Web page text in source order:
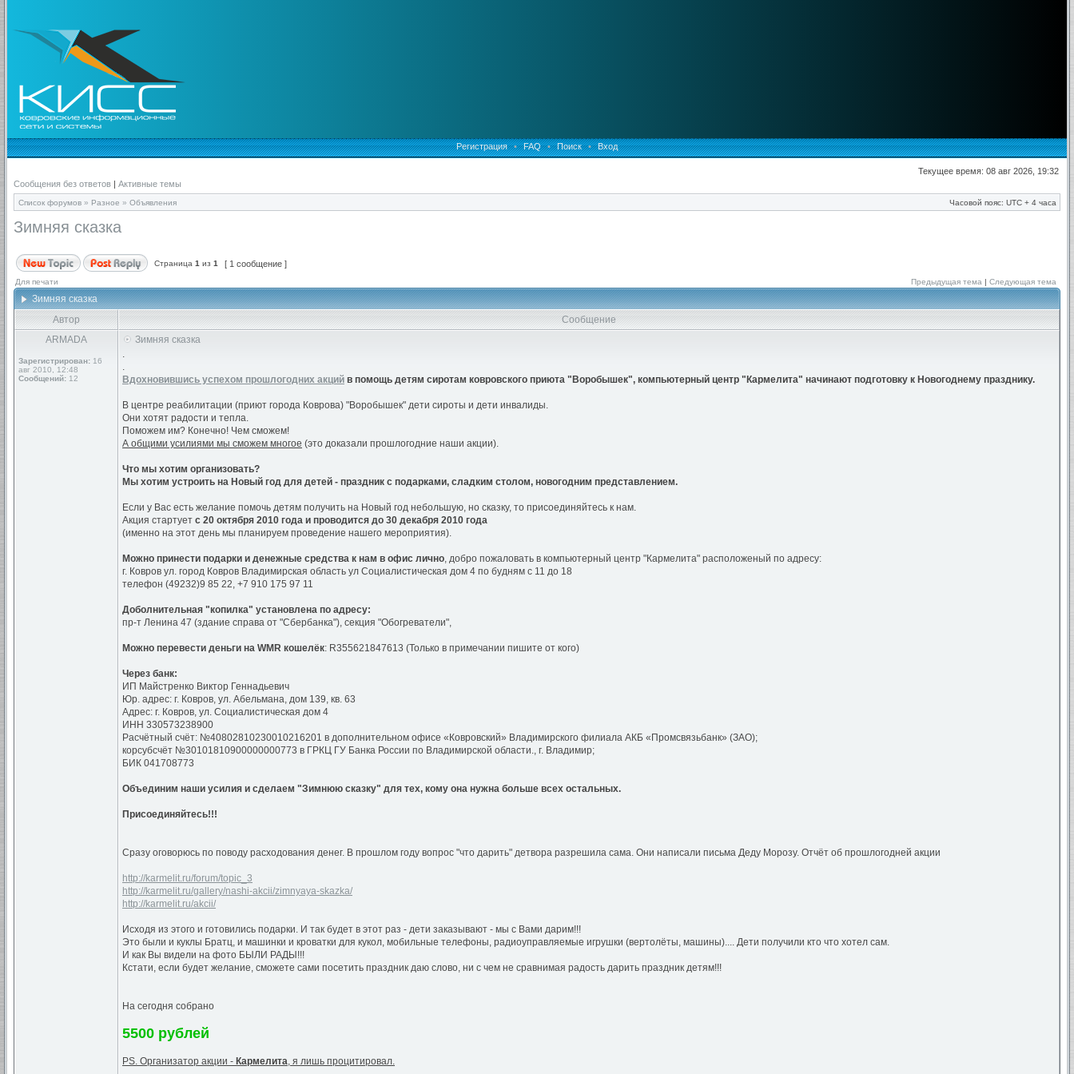
Регистрация • FAQ • Поиск • Вход
Текущее время: 08 авг 2026, 19:32
Сообщения без ответов | Активные темы
Список форумов » Разное » Объявления Часовой пояс: UTC + 4 часа
Зимняя сказка
Страница 1 из 1 [ 1 сообщение ]
Для печати Предыдущая тема | Следующая тема
Зимняя сказка
Автор
Сообщение
ARMADA
Зарегистрирован: 16
авг 2010, 12:48
Сообщений: 12
Зимняя сказка
.
.
Вдохновившись успехом прошлогодних акций в помощь детям сиротам ковровского приюта "Воробышек", компьютерный центр "Кармелита" начинают подготовку к Новогоднему празднику.
В центре реабилитации (приют города Коврова) "Воробышек" дети сироты и дети инвалиды.
Они хотят радости и тепла.
Поможем им? Конечно! Чем сможем!
А общими усилиями мы сможем многое (это доказали прошлогодние наши акции).
Что мы хотим организовать?
Мы хотим устроить на Новый год для детей - праздник с подарками, сладким столом, новогодним представлением.
Если у Вас есть желание помочь детям получить на Новый год небольшую, но сказку, то присоединяйтесь к нам.
Акция стартует с 20 октября 2010 года и проводится до 30 декабря 2010 года
(именно на этот день мы планируем проведение нашего мероприятия).
Можно принести подарки и денежные средства к нам в офис лично, добро пожаловать в компьютерный центр "Кармелита" расположеный по адресу:
г. Ковров ул. город Ковров Владимирская область ул Социалистическая дом 4 по будням с 11 до 18
телефон (49232)9 85 22, +7 910 175 97 11
Доболнительная "копилка" установлена по адресу:
пр-т Ленина 47 (здание справа от "Сбербанка"), секция "Обогреватели",
Можно перевести деньги на WMR кошелёк: R355621847613 (Только в примечании пишите от кого)
Через банк:
ИП Майстренко Виктор Геннадьевич
Юр. адрес: г. Ковров, ул. Абельмана, дом 139, кв. 63
Адрес: г. Ковров, ул. Социалистическая дом 4
ИНН 330573238900
Расчётный счёт: №40802810230010216201 в дополнительном офисе «Ковровский» Владимирского филиала АКБ «Промсвязьбанк» (ЗАО);
корсубсчёт №30101810900000000773 в ГРКЦ ГУ Банка России по Владимирской области., г. Владимир;
БИК 041708773
Объединим наши усилия и сделаем "Зимнюю сказку" для тех, кому она нужна больше всех остальных.
Присоединяйтесь!!!
Сразу оговорюсь по поводу расходования денег. В прошлом году вопрос "что дарить" детвора разрешила сама. Они написали письма Деду Морозу. Отчёт об прошлогодней акции
http://karmelit.ru/forum/topic_3
http://karmelit.ru/gallery/nashi-akcii/zimnyaya-skazka/
http://karmelit.ru/akcii/
Исходя из этого и готовились подарки. И так будет в этот раз - дети заказывают - мы с Вами дарим!!!
Это были и куклы Братц, и машинки и кроватки для кукол, мобильные телефоны, радиоуправляемые игрушки (вертолёты, машины).... Дети получили кто что хотел сам.
И как Вы видели на фото БЫЛИ РАДЫ!!!
Кстати, если будет желание, сможете сами посетить праздник даю слово, ни с чем не сравнимая радость дарить праздник детям!!!
На сегодня собрано
5500 рублей
PS. Организатор акции - Кармелита, я лишь процитировал.